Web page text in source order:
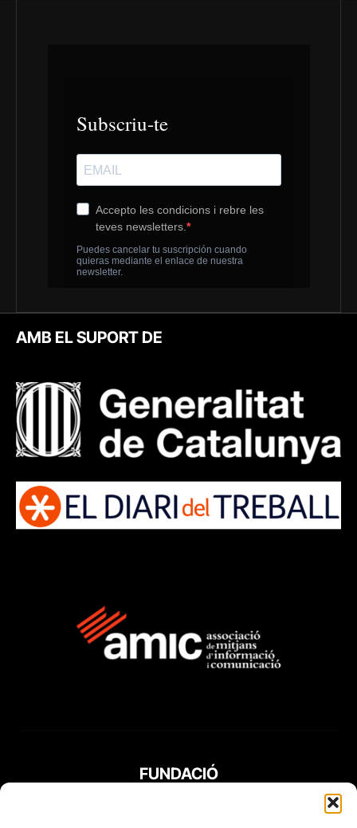
AMB EL SUPORT DE
FUNDACIÓ